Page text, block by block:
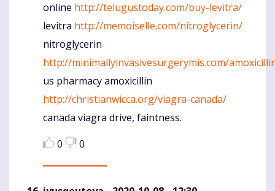
online http://telugustoday.com/buy-levitra/
levitra http://memoiselle.com/nitroglycerin/
nitroglycerin
http://minimallyinvasivesurgerymis.com/
us pharmacy amoxicillin
http://christianwicca.org/viagra-canada/
canada viagra drive, faintness.
0
0